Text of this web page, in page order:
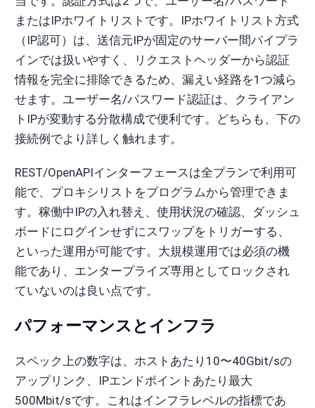
またはIPホワイトリストです。IPホワイトリスト方式
（IP認可）は、送信元IPが固定のサーバー間パイプラ
インでは扱いやすく、リクエストヘッダーから認証
情報を完全に排除できるため、漏えい経路を1つ減ら
せます。ユーザー名/パスワード認証は、クライアン
トIPが変動する分散構成で便利です。どちらも、下の
接続例でより詳しく触れます。
REST/OpenAPIインターフェースは全プランで利用可
能で、プロキシリストをプログラムから管理できま
す。稼働中IPの入れ替え、使用状況の確認、ダッシュ
ボードにログインせずにスワップをトリガーする、
といった運用が可能です。大規模運用では必須の機
能であり、エンタープライズ専用としてロックされ
ていないのは良い点です。
パフォーマンスとインフラ
スペック上の数字は、ホストあたり10〜40Gbit/sの
アップリンク、IPエンドポイントあたり最大
500Mbit/sです。これはインフラレベルの指標であ